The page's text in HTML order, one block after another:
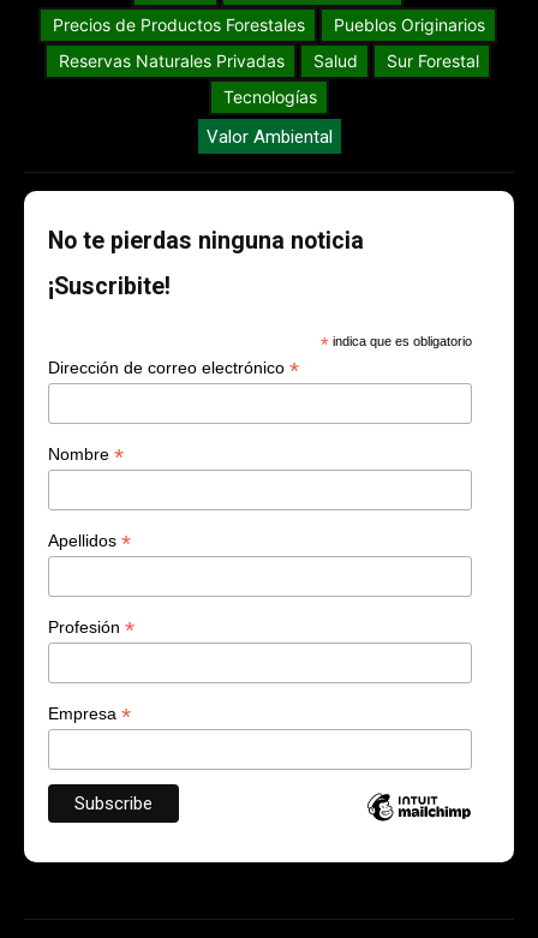
Precios de Productos Forestales
Pueblos Originarios
Reservas Naturales Privadas
Salud
Sur Forestal
Tecnologías
Valor Ambiental
No te pierdas ninguna noticia
¡Suscribite!
* indica que es obligatorio
Dirección de correo electrónico *
Nombre *
Apellidos *
Profesión *
Empresa *